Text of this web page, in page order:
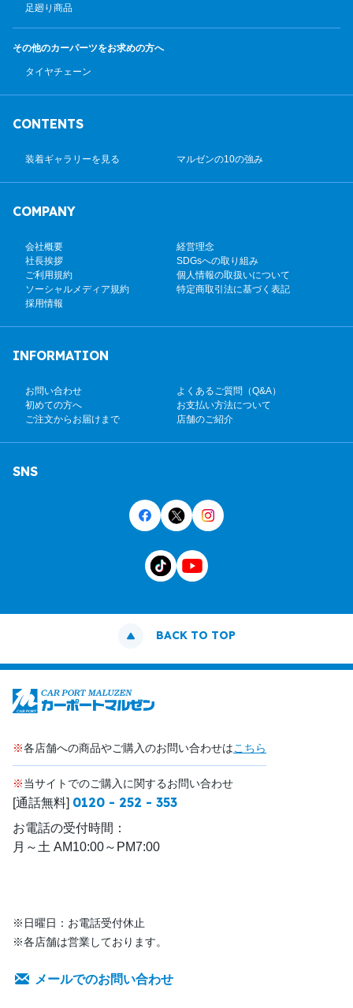
足廻り商品
その他のカーパーツをお求めの方へ
タイヤチェーン
CONTENTS
装着ギャラリーを見る マルゼンの10の強み
COMPANY
会社概要
経営理念
社長挨拶
SDGsへの取り組み
ご利用規約
個人情報の取扱いについて
ソーシャルメディア規約
特定商取引法に基づく表記
採用情報
INFORMATION
お問い合わせ
よくあるご質問（Q&A）
初めての方へ
お支払い方法について
ご注文からお届けまで
店舗のご紹介
SNS
BACK TO TOP
※各店舗への商品やご購入のお問い合わせはこちら
※当サイトでのご購入に関するお問い合わせ
[通話無料] 0120 - 252 - 353
お電話の受付時間：
月～土 AM10:00～PM7:00
※日曜日：お電話受付休止
※各店舗は営業しております。
メールでのお問い合わせ